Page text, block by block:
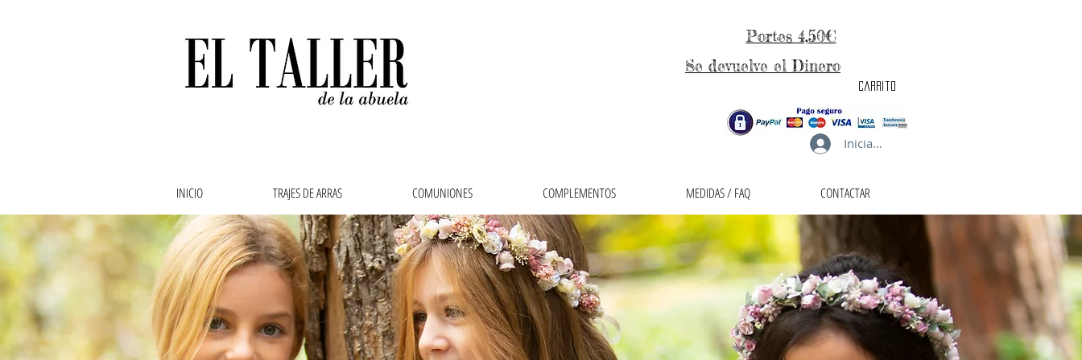
Portes 4,50€
Se devuelve el Dinero
carrito
Iniciar sesión
INICIO TRAJES DE ARRAS COMUNIONES COMPLEMENTOS MEDIDAS / FAQ
CONTACTAR
Ropa de bebe, ropa de niños, trajes de arras y vestidos de comunión en el taller de la
abuela,vestidos de arras, faldas, cubrepañales